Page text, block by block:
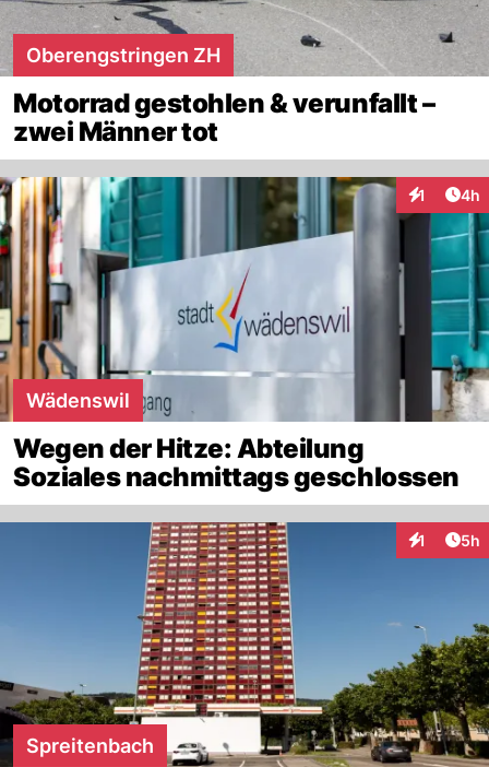
Oberengstringen ZH
Motorrad gestohlen & verunfallt –
zwei Männer tot
1 4h
Wädenswil
Wegen der Hitze: Abteilung
Soziales nachmittags geschlossen
1 5h
Spreitenbach